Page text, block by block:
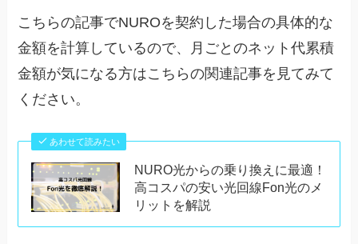
こちらの記事でNUROを契約した場合の具体的な
金額を計算しているので、月ごとのネット代累積
金額が気になる方はこちらの関連記事を見てみて
ください。
あわせて読みたい
NURO光からの乗り換えに最適！
高コスパの安い光回線Fon光のメ
リットを解説